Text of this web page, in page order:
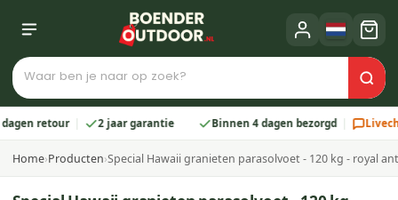
retour 2 jaar garantie Binnen 4 dagen bezorgd Livechat
Home›Producten›Special Hawaii granieten parasolvoet - 120 kg - royal